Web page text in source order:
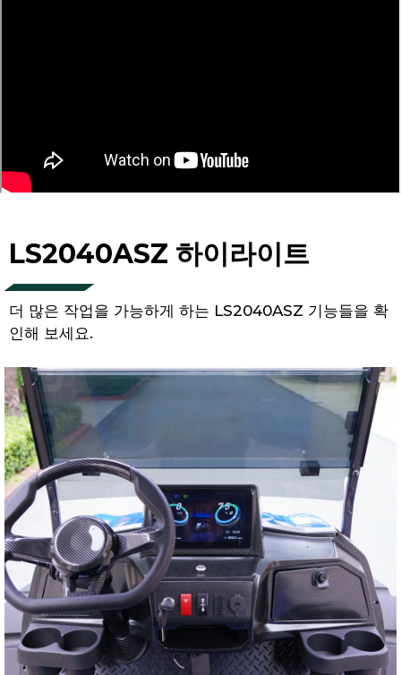
LS2040ASZ 하이라이트
더 많은 작업을 가능하게 하는 LS2040ASZ 기능들을 확
인해 보세요.